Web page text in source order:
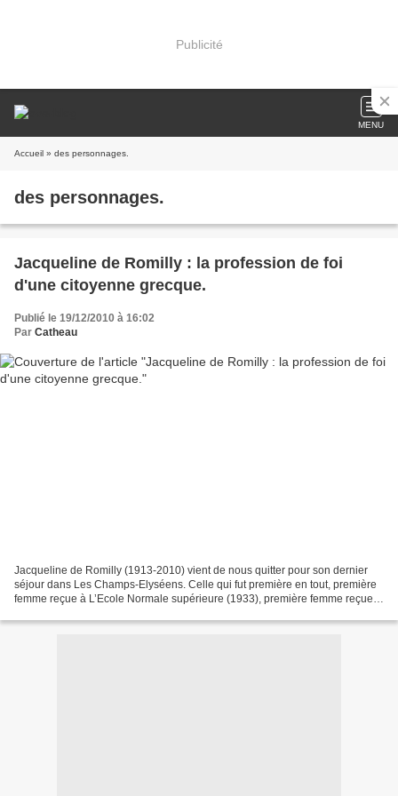
Publicité
MENU
Accueil » des personnages.
des personnages.
Jacqueline de Romilly : la profession de foi
d'une citoyenne grecque.
Publié le 19/12/2010 à 16:02
Par Catheau
Jacqueline de Romilly (1913-2010) vient de nous quitter pour son dernier
séjour dans Les Champs-Elyséens. Celle qui fut première en tout, première
femme reçue à L’Ecole Normale supérieure (1933), première femme reçue